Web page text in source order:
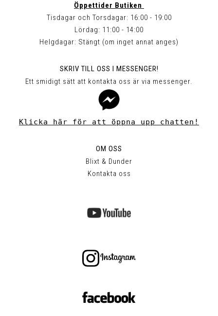
Öppettider Butiken
Tisdagar och Torsdagar: 16:00 - 19:00
Lördag: 11:00 - 14:00
Helgdagar: Stängt (om inget annat anges)
SKRIV TILL OSS I MESSENGER!
Ett smidigt sätt att kontakta oss är via messenger.
Klicka här för att öppna upp chatten!
OM OSS
Blixt & Dunder
Kontakta oss